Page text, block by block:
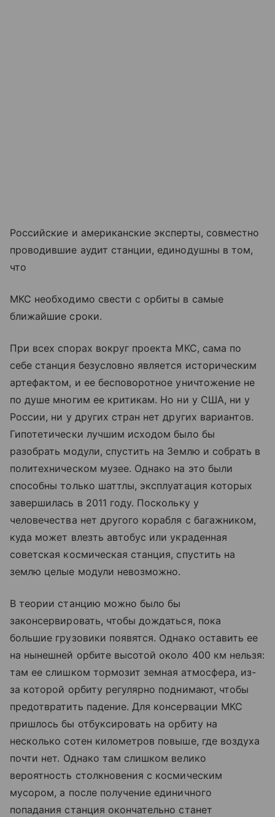
Российские и американские эксперты, совместно
проводившие аудит станции, единодушны в том,
что
МКС необходимо свести с орбиты в самые
ближайшие сроки.
При всех спорах вокруг проекта МКС, сама по
себе станция безусловно является историческим
артефактом, и ее бесповоротное уничтожение не
по душе многим ее критикам. Но ни у США, ни у
России, ни у других стран нет других вариантов.
Гипотетически лучшим исходом было бы
разобрать модули, спустить на Землю и собрать в
политехническом музее. Однако на это были
способны только шаттлы, эксплуатация которых
завершилась в 2011 году. Поскольку у
человечества нет другого корабля с багажником,
куда может влезть автобус или украденная
советская космическая станция, спустить на
землю целые модули невозможно.
В теории станцию можно было бы
законсервировать, чтобы дождаться, пока
большие грузовики появятся. Однако оставить ее
на нынешней орбите высотой около 400 км нельзя:
там ее слишком тормозит земная атмосфера, из-
за которой орбиту регулярно поднимают, чтобы
предотвратить падение. Для консервации МКС
пришлось бы отбуксировать на орбиту на
несколько сотен километров повыше, где воздуха
почти нет. Однако там слишком велико
вероятность столкновения с космическим
мусором, а после получение единичного
попадания станция окончательно станет